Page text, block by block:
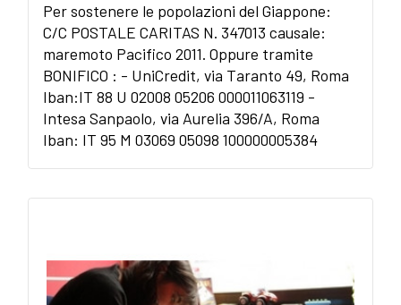
Per sostenere le popolazioni del Giappone:
C/C POSTALE CARITAS N. 347013 causale:
maremoto Pacifico 2011. Oppure tramite
BONIFICO : - UniCredit, via Taranto 49, Roma
Iban:IT 88 U 02008 05206 000011063119 -
Intesa Sanpaolo, via Aurelia 396/A, Roma
Iban: IT 95 M 03069 05098 100000005384